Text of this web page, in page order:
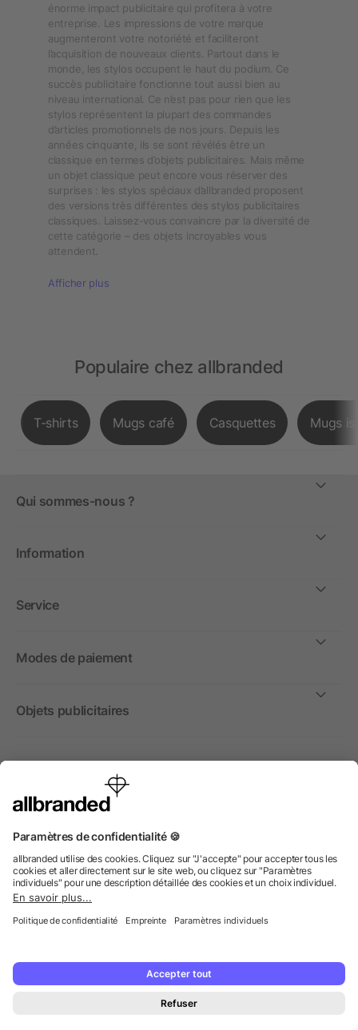
énorme impact publicitaire qui profitera à votre
entreprise. Les impressions de votre marque
augmenteront votre notoriété et faciliteront
l’acquisition de nouveaux clients. Partout dans le
monde, les stylos occupent le haut du podium. Ce
succès publicitaire fonctionne tout aussi bien au
niveau international. Ce n’est pas pour rien que les
stylos représentent la plupart des commandes
d’articles promotionnels de nos jours. Depuis les
années cinquante, ils se sont révélés être un
classique en termes d’objets publicitaires. Mais même
un objet classique peut encore vous réserver des
surprises : les stylos spéciaux d’allbranded proposent
des versions très différentes des stylos publicitaires
classiques. Laissez-vous convaincre par la diversité de
cette catégorie – des objets incroyables vous
attendent.
Afficher plus
Populaire chez allbranded
T-shirts Mugs café Casquettes Mugs
Qui sommes-nous ?
Information
Service
Modes de paiement
Objets publicitaires
International
Nous commercialisons nos objets publicitaires et articles
non aux personnes privées.